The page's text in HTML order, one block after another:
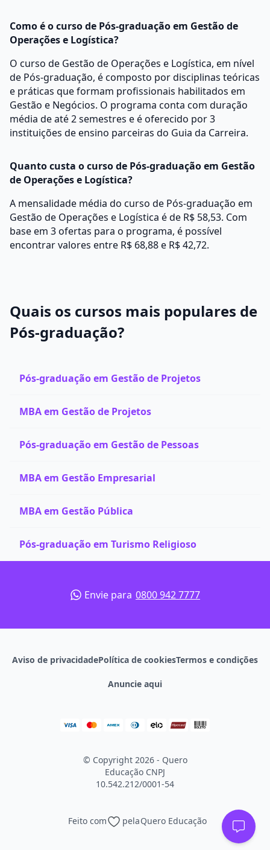
Como é o curso de Pós-graduação em Gestão de
Operações e Logística?
O curso de Gestão de Operações e Logística, em nível
de Pós-graduação, é composto por disciplinas teóricas
e práticas que formam profissionais habilitados em
Gestão e Negócios. O programa conta com duração
média de até 2 semestres e é oferecido por 3
instituições de ensino parceiras do Guia da Carreira.
Quanto custa o curso de Pós-graduação em Gestão
de Operações e Logística?
A mensalidade média do curso de Pós-graduação em
Gestão de Operações e Logística é de R$ 58,53. Com
base em 3 ofertas para o programa, é possível
encontrar valores entre R$ 68,88 e R$ 42,72.
Quais os cursos mais populares de
Pós-graduação?
Pós-graduação em Gestão de Projetos
MBA em Gestão de Projetos
Pós-graduação em Gestão de Pessoas
MBA em Gestão Empresarial
MBA em Gestão Pública
Pós-graduação em Turismo Religioso
Envie para 0800 942 7777
Aviso de privacidadePolítica de cookiesTermos e condições
Anuncie aqui
© Copyright 2026 - Quero
Educação CNPJ
10.542.212/0001-54
Feito com pelaQuero Educação